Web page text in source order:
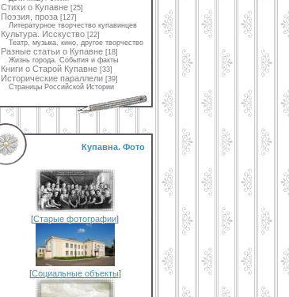
Стихи о Купавне [25]
Поэзия, проза [127]
Литературное творчество купавинцев
Культура. Исскуство [22]
Театр, музыка, кино, другое творчество
Разные статьи о Купавне [18]
Жизнь города. События и факты
Книги о Старой Купавне [33]
Исторические параллели [39]
Страницы Российской Истории
Купавна. Фото
[Старые фотографии]
[Социальные объекты]